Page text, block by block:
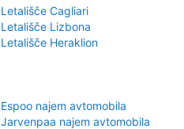
Letališče Cagliari
Letališče Lizbona
Letališče Heraklion
Espoo najem avtomobila
Jarvenpaa najem avtomobila